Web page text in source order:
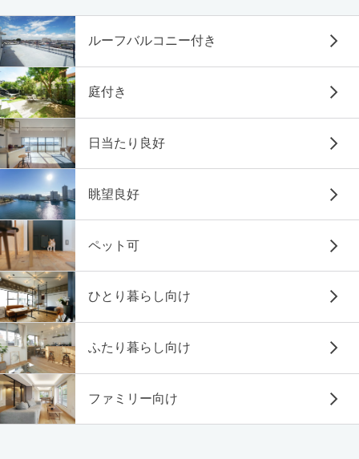
ルーフバルコニー付き
庭付き
日当たり良好
眺望良好
ペット可
ひとり暮らし向け
ふたり暮らし向け
ファミリー向け